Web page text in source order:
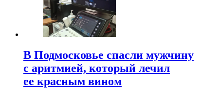
В Подмосковье спасли мужчину
с аритмией, который лечил
ее красным вином